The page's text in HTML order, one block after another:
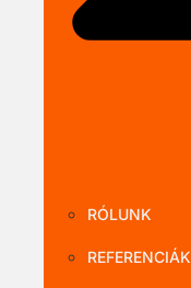
RÓLUNK
REFERENCIÁK